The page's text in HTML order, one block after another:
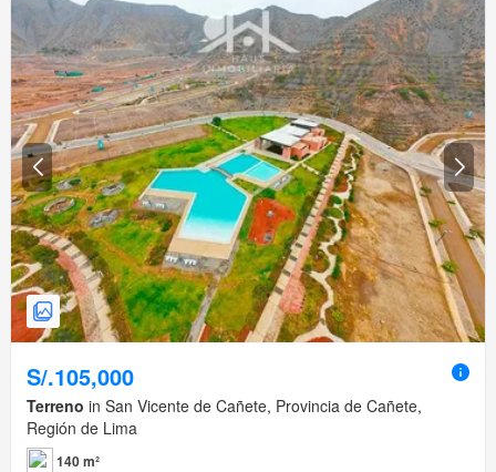
S/.105,000
Terreno in San Vicente de Cañete, Provincia de Cañete,
Región de Lima
140 m²